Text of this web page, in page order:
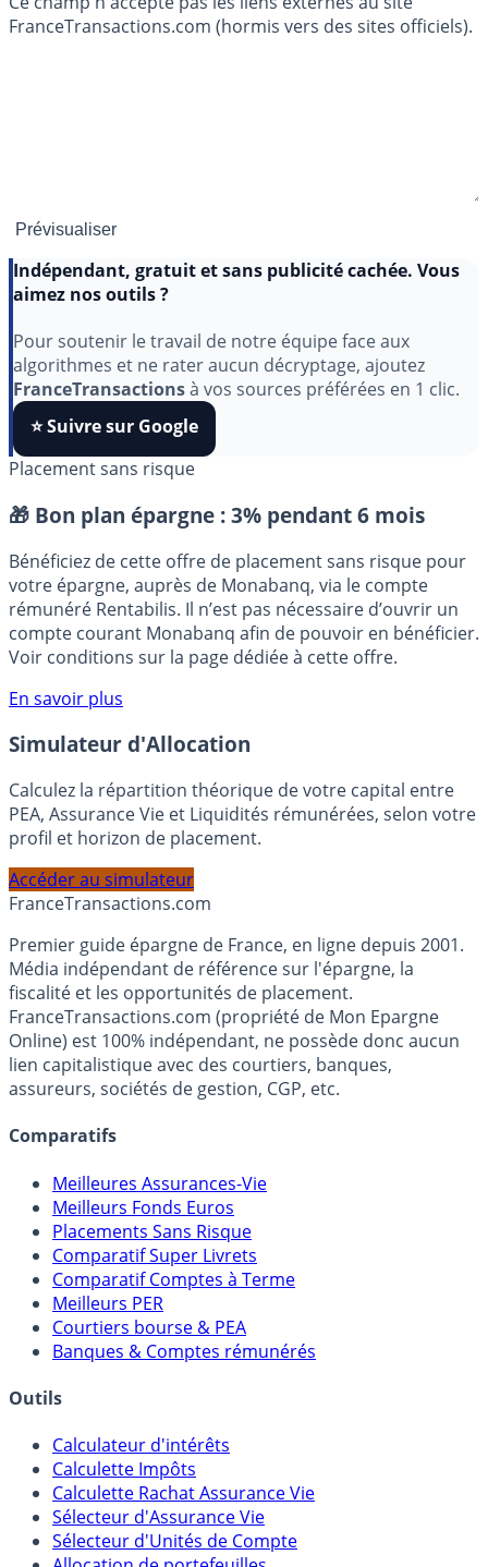
FranceTransactions.com (hormis vers des sites officiels).
aimez nos outils ?
Pour soutenir le travail de notre équipe face aux
algorithmes et ne rater aucun décryptage, ajoutez
FranceTransactionsà vos sources préférées en 1 clic.
⭐️ Suivre sur Google
Placement sans risque
🎁 Bon plan épargne : 3% pendant 6 mois
Bénéficiez de cette offre de placement sans risque pour
votre épargne, auprès de Monabanq, via le compte
rémunéré Rentabilis. Il n’est pas nécessaire d’ouvrir un
compte courant Monabanq afin de pouvoir en bénéficier.
Voir conditions sur la page dédiée à cette offre.
En savoir plus
Simulateur d'Allocation
Calculez la répartition théorique de votre capital entre
profil et horizon de placement.
FranceTransactions.com
Premier guide épargne de France, en ligne depuis 2001.
Média indépendant de référence sur l'épargne, la
fiscalité et les opportunités de placement.
FranceTransactions.com (propriété de Mon Epargne
Online) est 100% indépendant, ne possède donc aucun
assureurs, sociétés de gestion, CGP, etc.
Comparatifs
Meilleures Assurances-Vie
Meilleurs Fonds Euros
Placements Sans Risque
Comparatif Super Livrets
Comparatif Comptes à Terme
Meilleurs PER
Courtiers bourse & PEA
Banques & Comptes rémunérés
Outils
Calculateur d'intérêts
Calculette Impôts
Calculette Rachat Assurance Vie
Sélecteur d'Assurance Vie